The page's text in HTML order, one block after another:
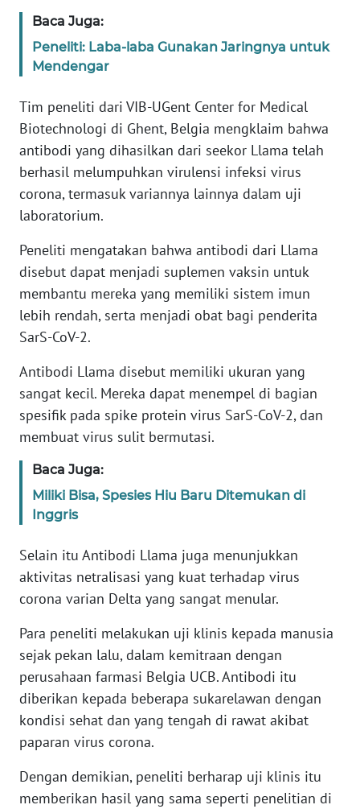
Baca Juga:
Peneliti: Laba-laba Gunakan Jaringnya untuk
Mendengar
Tim peneliti dari VIB-UGent Center for Medical
Biotechnologi di Ghent, Belgia mengklaim bahwa
antibodi yang dihasilkan dari seekor Llama telah
berhasil melumpuhkan virulensi infeksi virus
corona, termasuk variannya lainnya dalam uji
laboratorium.
Peneliti mengatakan bahwa antibodi dari Llama
disebut dapat menjadi suplemen vaksin untuk
membantu mereka yang memiliki sistem imun
lebih rendah, serta menjadi obat bagi penderita
SarS-CoV-2.
Antibodi Llama disebut memiliki ukuran yang
sangat kecil. Mereka dapat menempel di bagian
spesifik pada spike protein virus SarS-CoV-2, dan
membuat virus sulit bermutasi.
Baca Juga:
Miliki Bisa, Spesies Hiu Baru Ditemukan di
Inggris
Selain itu Antibodi Llama juga menunjukkan
aktivitas netralisasi yang kuat terhadap virus
corona varian Delta yang sangat menular.
Para peneliti melakukan uji klinis kepada manusia
sejak pekan lalu, dalam kemitraan dengan
perusahaan farmasi Belgia UCB. Antibodi itu
diberikan kepada beberapa sukarelawan dengan
kondisi sehat dan yang tengah di rawat akibat
paparan virus corona.
Dengan demikian, peneliti berharap uji klinis itu
memberikan hasil yang sama seperti penelitian di
INDEKS
KONTAK
KAMI
INFO
TENTANG
KAMI
PEDOMAN
MEDIA
SIBER
KARIR
DISCLAIMER
Wahana
News
WN
SUMUT
WN
JAKARTA
WN
JABAR
BANTEN